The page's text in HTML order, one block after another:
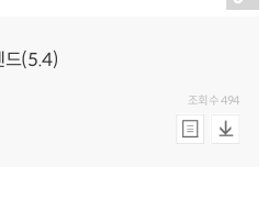
드(5.4)
조회수494